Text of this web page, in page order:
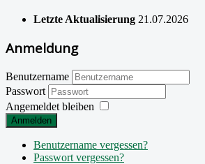
Letzte Aktualisierung 21.07.2026
Anmeldung
Benutzername
Passwort
Angemeldet bleiben
Anmelden
Benutzername vergessen?
Passwort vergessen?